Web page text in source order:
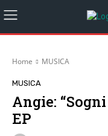
Home MUSICA
MUSICA
Angie:
EP